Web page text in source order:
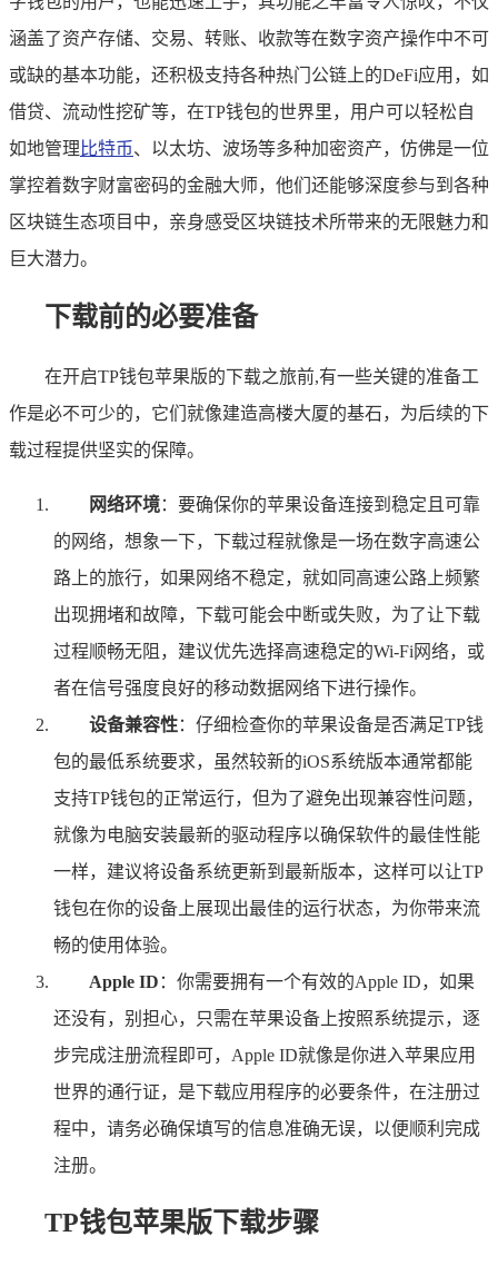
涵盖了资产存储、交易、转账、收款等在数字资产操作中不可
或缺的基本功能，还积极支持各种热门公链上的DeFi应用，如
借贷、流动性挖矿等，在TP钱包的世界里，用户可以轻松自
如地管理 比特币、以太坊、波场等多种加密资产，仿佛是一位
掌控着数字财富密码的金融大师，他们还能够深度参与到各种
区块链生态项目中，亲身感受区块链技术所带来的无限魅力和
巨大潜力。
下载前的必要准备
在开启TP钱包苹果版的下载之旅前,有一些关键的准备工
作是必不可少的，它们就像建造高楼大厦的基石，为后续的下
载过程提供坚实的保障。
网络环境：要确保你的苹果设备连接到稳定且可靠
的网络，想象一下，下载过程就像是一场在数字高速公
路上的旅行，如果网络不稳定，就如同高速公路上频繁
出现拥堵和故障，下载可能会中断或失败，为了让下载
过程顺畅无阻，建议优先选择高速稳定的Wi-Fi网络，或
者在信号强度良好的移动数据网络下进行操作。
设备兼容性：仔细检查你的苹果设备是否满足TP钱
包的最低系统要求，虽然较新的iOS系统版本通常都能
支持TP钱包的正常运行，但为了避免出现兼容性问题，
就像为电脑安装最新的驱动程序以确保软件的最佳性能
一样，建议将设备系统更新到最新版本，这样可以让TP
钱包在你的设备上展现出最佳的运行状态，为你带来流
畅的使用体验。
Apple ID ：你需要拥有一个有效的Apple ID，如果
还没有，别担心，只需在苹果设备上按照系统提示，逐
步完成注册流程即可，Apple ID就像是你进入苹果应用
世界的通行证，是下载应用程序的必要条件，在注册过
程中，请务必确保填写的信息准确无误，以便顺利完成
注册。
TP钱包苹果版下载步骤